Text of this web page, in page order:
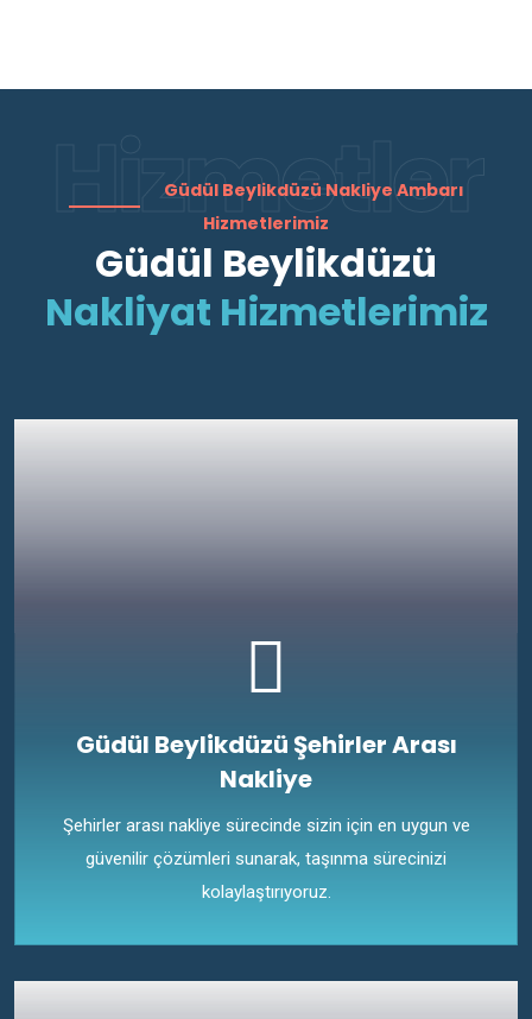
Hizmetler
Güdül Beylikdüzü Nakliye Ambarı
Hizmetlerimiz
Güdül Beylikdüzü
Nakliyat Hizmetlerimiz
Güdül Beylikdüzü Şehirler Arası
Nakliye
Şehirler arası nakliye sürecinde sizin için en uygun ve
güvenilir çözümleri sunarak, taşınma sürecinizi
kolaylaştırıyoruz.